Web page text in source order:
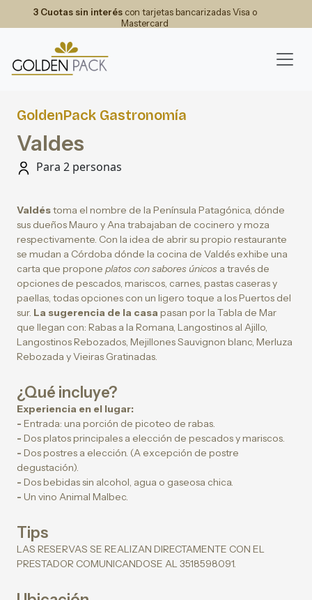
3 Cuotas sin interéscon tarjetas bancarizadas Visa o
Mastercard
GoldenPack Gastronomía
Valdes
Para 2 personas
Valdéstoma el nombre de la Península Patagónica, dónde
sus dueños Mauro y Ana trabajaban de cocinero y moza
respectivamente. Con la idea de abrir su propio restaurante
se mudan a Córdoba dónde la cocina de Valdés exhibe una
carta que propone platos con sabores únicos a través de
opciones de pescados, mariscos, carnes, pastas caseras y
paellas, todas opciones con un ligero toque a los Puertos del
sur. La sugerencia de la casa pasan por la Tabla de Mar
que llegan con: Rabas a la Romana, Langostinos al Ajillo,
Langostinos Rebozados, Mejillones Sauvignon blanc, Merluza
Rebozada y Vieiras Gratinadas.
¿Qué incluye?
Experiencia en el lugar:
- Entrada: una porción de picoteo de rabas.
- Dos platos principales a elección de pescados y mariscos.
- Dos postres a elección. (A excepción de postre
degustación).
- Dos bebidas sin alcohol, agua o gaseosa chica.
- Un vino Animal Malbec.
Tips
LAS RESERVAS SE REALIZAN DIRECTAMENTE CON EL
PRESTADOR COMUNICANDOSE AL 3518598091.